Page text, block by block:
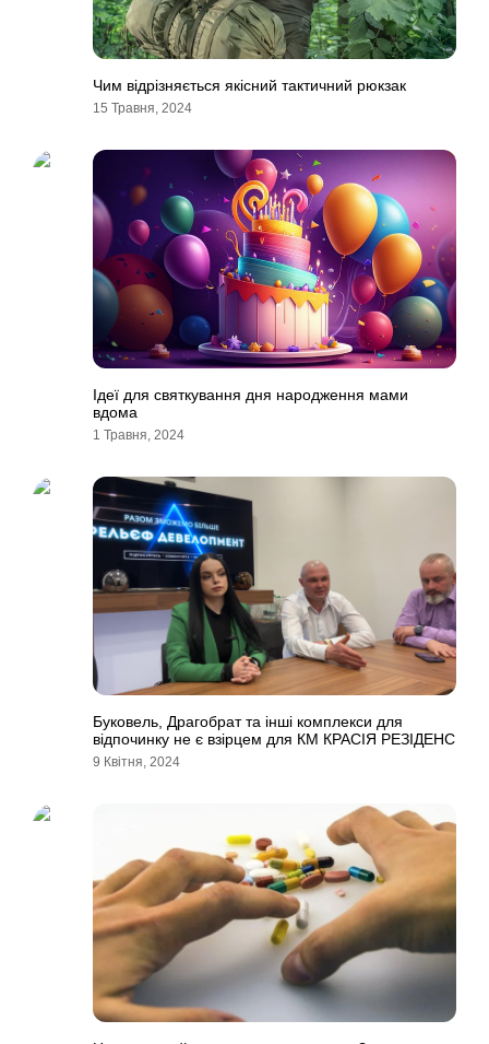
Чим відрізняється якісний тактичний рюкзак
15 Травня, 2024
Ідеї для святкування дня народження мами
вдома
1 Травня, 2024
Буковель, Драгобрат та інші комплекси для
відпочинку не є взірцем для КМ КРАСІЯ РЕЗІДЕНС
9 Квітня, 2024